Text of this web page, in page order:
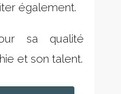
également.
sa qualité
et son talent.